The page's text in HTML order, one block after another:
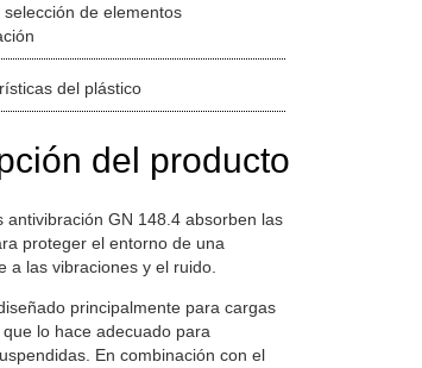
de elementos
del plástico
del producto
antivibración GN 148.4 absorben las
proteger el entorno de una
a las vibraciones y el ruido.
principalmente para cargas
lo hace adecuado para
En combinación con el